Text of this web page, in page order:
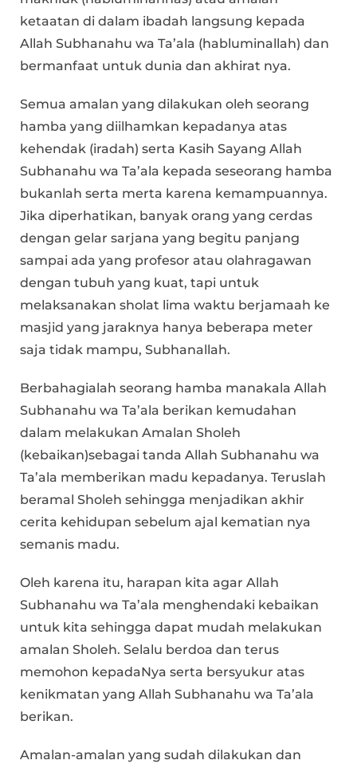
ketaatan di dalam ibadah langsung kepada
Allah Subhanahu wa Ta’ala (habluminallah) dan
bermanfaat untuk dunia dan akhirat nya.
Semua amalan yang dilakukan oleh seorang
hamba yang diilhamkan kepadanya atas
kehendak (iradah) serta Kasih Sayang Allah
Subhanahu wa Ta’ala kepada seseorang hamba
bukanlah serta merta karena kemampuannya.
Jika diperhatikan, banyak orang yang cerdas
dengan gelar sarjana yang begitu panjang
sampai ada yang profesor atau olahragawan
dengan tubuh yang kuat, tapi untuk
melaksanakan sholat lima waktu berjamaah ke
masjid yang jaraknya hanya beberapa meter
saja tidak mampu, Subhanallah.
Berbahagialah seorang hamba manakala Allah
Subhanahu wa Ta’ala berikan kemudahan
dalam melakukan Amalan Sholeh
(kebaikan)sebagai tanda Allah Subhanahu wa
Ta’ala memberikan madu kepadanya. Teruslah
beramal Sholeh sehingga menjadikan akhir
cerita kehidupan sebelum ajal kematian nya
semanis madu.
Oleh karena itu, harapan kita agar Allah
Subhanahu wa Ta’ala menghendaki kebaikan
untuk kita sehingga dapat mudah melakukan
amalan Sholeh. Selalu berdoa dan terus
memohon kepadaNya serta bersyukur atas
kenikmatan yang Allah Subhanahu wa Ta’ala
berikan.
Amalan-amalan yang sudah dilakukan dan